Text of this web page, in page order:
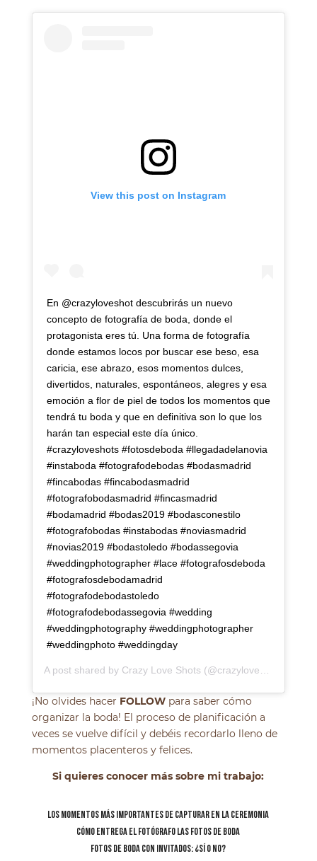
View this post on Instagram
En @crazyloveshot descubrirás un nuevo
concepto de fotografía de boda, donde el
protagonista eres tú. Una forma de fotografía
donde estamos locos por buscar ese beso, esa
caricia, ese abrazo, esos momentos dulces,
divertidos, naturales, espontáneos, alegres y esa
emoción a flor de piel de todos los momentos que
tendrá tu boda y que en definitiva son lo que los
harán tan especial este día único.
#crazyloveshots #fotosdeboda #llegadadelanovia
#instaboda #fotografodebodas #bodasmadrid
#fincabodas #fincabodasmadrid
#fotografobodasmadrid #fincasmadrid
#bodamadrid #bodas2019 #bodasconestilo
#fotografobodas #instabodas #noviasmadrid
#novias2019 #bodastoledo #bodassegovia
#weddingphotographer #lace #fotografosdeboda
#fotografosdebodamadrid
#fotografodebodastoledo
#fotografodebodassegovia #wedding
#weddingphotography #weddingphotographer
#weddingphoto #weddingday
A post shared by Crazy Love Shots (@crazyloveshot) on
¡No olvides hacer FOLLOWpara saber cómo
organizar la boda! El proceso de planificación a
veces se vuelve difícil y debéis recordarlo lleno de
momentos placenteros y felices.
Si quieres conocer más sobre mi trabajo:
LOS MOMENTOS MÁS IMPORTANTES DE CAPTURAR EN LA CEREMONIA
CÓMO ENTREGA EL FOTÓGRAFO LAS FOTOS DE BODA
FOTOS DE BODA CON INVITADOS: ¿SÍ O NO?